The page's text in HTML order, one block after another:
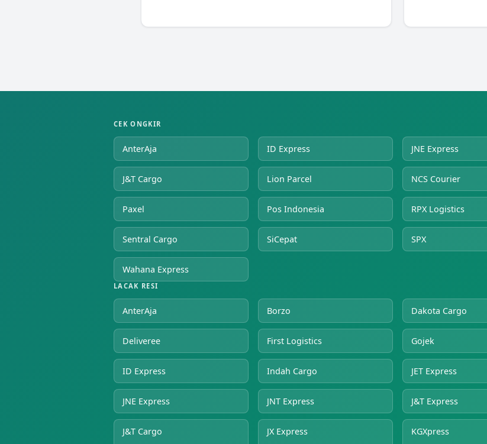
CEK ONGKIR
AnterAja ID Express JNE Express
J&T Cargo Lion Parcel NCS Courier
Paxel Pos Indonesia RPX Logistics
Sentral Cargo SiCepat SPX
Wahana Express
LACAK RESI
AnterAja Borzo Dakota Cargo
Deliveree First Logistics Gojek
ID Express Indah Cargo JET Express
JNE Express JNT Express J&T Express
J&T Cargo JX Express KGXpress